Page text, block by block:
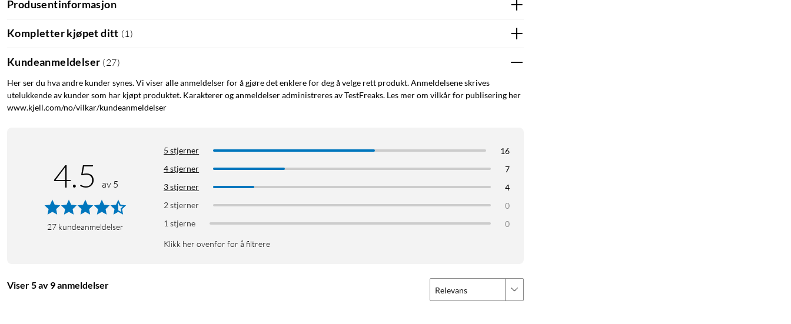
Produsentinformasjon
Kompletter kjøpet ditt (1)
Kundeanmeldelser (27)
Her ser du hva andre kunder synes. Vi viser alle anmeldelser for å gjøre det enklere for deg å velge rett produkt. Anmeldelsene skrives
utelukkende av kunder som har kjøpt produktet. Karakterer og anmeldelser administreres av TestFreaks. Les mer om vilkår for publisering her
www.kjell.com/no/vilkar/kundeanmeldelser
4.5 av 5
27 kundeanmeldelser
5 stjerner
16
4 stjerner
7
3 stjerner
4
2 stjerner
0
1 stjerne
0
Klikk her ovenfor for å filtrere
Viser 5 av 9 anmeldelser Relevans